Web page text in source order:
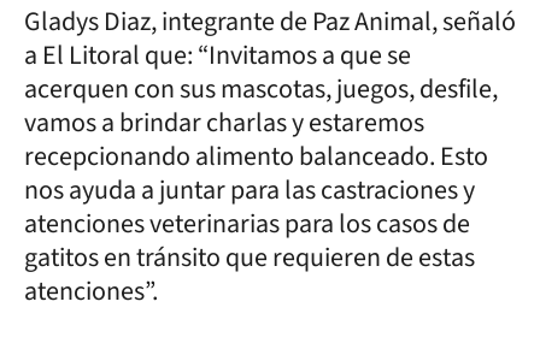
Gladys Diaz, integrante de Paz Animal, señaló
a El Litoral que: “Invitamos a que se
acerquen con sus mascotas, juegos, desfile,
vamos a brindar charlas y estaremos
recepcionando alimento balanceado. Esto
nos ayuda a juntar para las castraciones y
atenciones veterinarias para los casos de
gatitos en tránsito que requieren de estas
atenciones”.